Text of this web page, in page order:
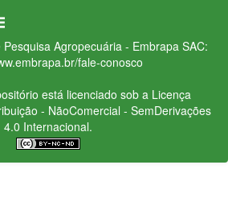
Agropecuária - Embrapa SAC:
fale-conosco
está licenciado sob a Licença
- NãoComercial - SemDerivações
4.0 Internacional.